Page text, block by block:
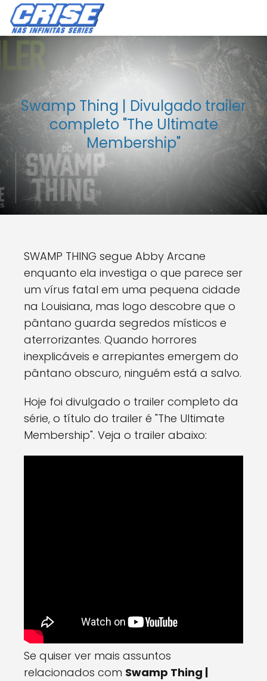
Swamp Thing | Divulgado trailer
completo "The Ultimate
Membership"
SWAMP THING segue Abby Arcane
enquanto ela investiga o que parece ser
um vírus fatal em uma pequena cidade
na Louisiana, mas logo descobre que o
pântano guarda segredos místicos e
aterrorizantes. Quando horrores
inexplicáveis e arrepiantes emergem do
pântano obscuro, ninguém está a salvo.
Hoje foi divulgado o trailer completo da
série, o título do trailer é "The Ultimate
Membership". Veja o trailer abaixo:
Se quiser ver mais assuntos
relacionados com Swamp Thing |